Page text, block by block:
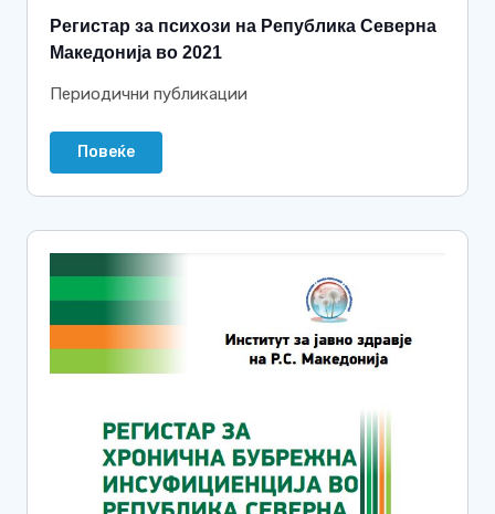
Регистар за психози на Република Северна
Македонија во 2021
Периодични публикации
Повеќе